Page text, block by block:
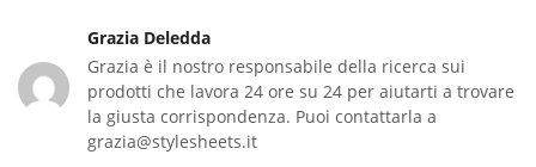
Grazia Deledda
Grazia è il nostro responsabile della ricerca sui
prodotti che lavora 24 ore su 24 per aiutarti a trovare
la giusta corrispondenza. Puoi contattarla a
grazia@stylesheets.it